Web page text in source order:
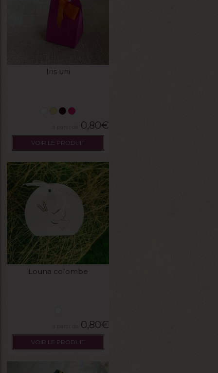
Iris uni
0,80€
VOIR LE PRODUIT
Louna colombe
0,80€
VOIR LE PRODUIT